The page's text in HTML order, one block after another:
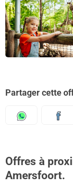
Partager cette
Offres à
Amersfoort.